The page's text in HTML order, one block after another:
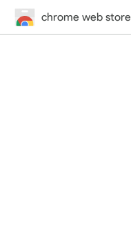
chrome web store